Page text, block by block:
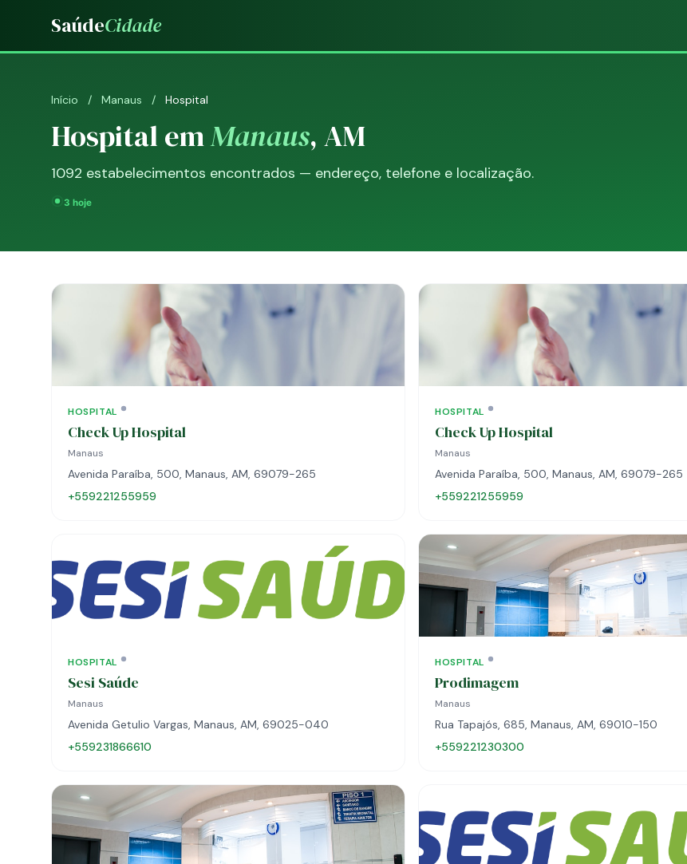
SaúdeCidade
Início / Manaus / Hospital
Hospital emManaus, AM
1092 estabelecimentos encontrados — endereço, telefone e localização.
HOSPITAL
Check Up Hospital
Manaus
Avenida Paraíba, 500, Manaus, AM, 69079-265
+559221255959
HOSPITAL
Check Up Hospital
Manaus
Avenida Paraíba, 500, Manaus, AM, 69079-265
+559221255959
HOSPITAL
Sesi Saúde
Manaus
Avenida Getulio Vargas, Manaus, AM, 69025-040
+559231866610
HOSPITAL
Prodimagem
Manaus
Rua Tapajós, 685, Manaus, AM, 69010-150
+559221230300